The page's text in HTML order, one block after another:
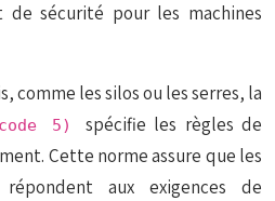
sécurité pour les machines
comme les silos ou les serres, la
5) spécifie les règles de
Cette norme assure que les
aux exigences de